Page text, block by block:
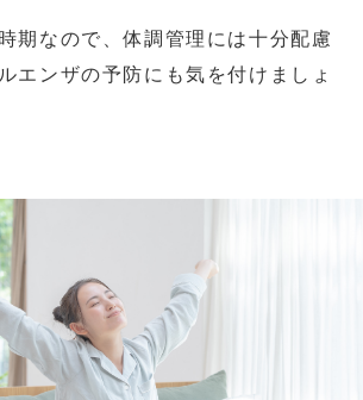
期なので、体調管理には十分配慮
エンザの予防にも気を付けましょ